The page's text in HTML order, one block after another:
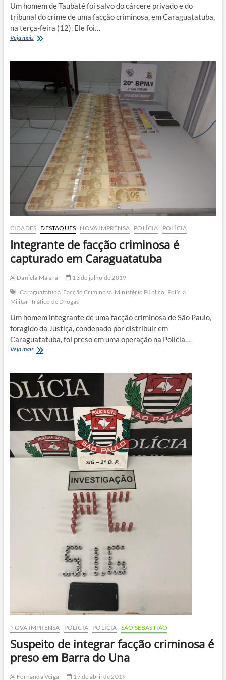
Um homem de Taubaté foi salvo do cárcere privado e do
tribunal do crime de uma facção criminosa, em Caraguatatuba,
na terça-feira (12). Ele foi…
Veja maisTaubateano
privado
tribunal
do
crime
Caraguatatuba
CIDADES DESTAQUES NOVA IMPRENSA POLÍCIA POLÍCIA
Integrante de facção criminosa é
capturado em Caraguatatuba
Daniela Malara
13 de julho de 2019
Caraguatatuba Facção Criminosa Ministério Público Polícia
Militar Tráfico de Drogas
Um homem integrante de uma facção criminosa de São Paulo,
foragido da Justiça, condenado por distribuir em
Caraguatatuba, foi preso em uma operação na Polícia…
Veja maisIntegrante
criminosa
capturado
Caraguatatuba
NOVA IMPRENSA POLÍCIA POLÍCIA SÃO SEBASTIÃO
Suspeito de integrar facção criminosa é
preso em Barra do Una
Fernanda Veiga 17 de abril de 2019